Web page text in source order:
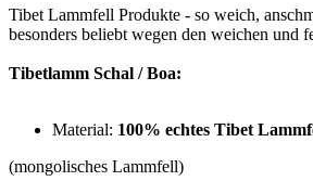
Tibet Lammfell Produkte - so weich,
besonders beliebt wegen den weichen und
Tibetlamm Schal / Boa:
Material: 100% echtes Tibet
(mongolisches Lammfell)